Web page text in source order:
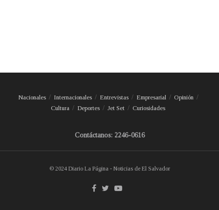
Nacionales Internacionales Entrevistas Empresarial
Opinión
Cultura
Deportes Jet Set Curiosidades
Contáctanos: 2246-0616
© 2024 Diario La Página - Noticias de El Salvador